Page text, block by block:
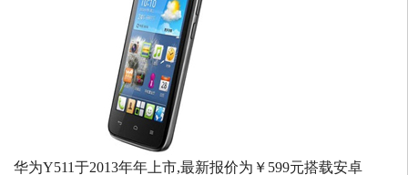
华为Y511于2013年年上市,最新报价为￥599元搭载安卓